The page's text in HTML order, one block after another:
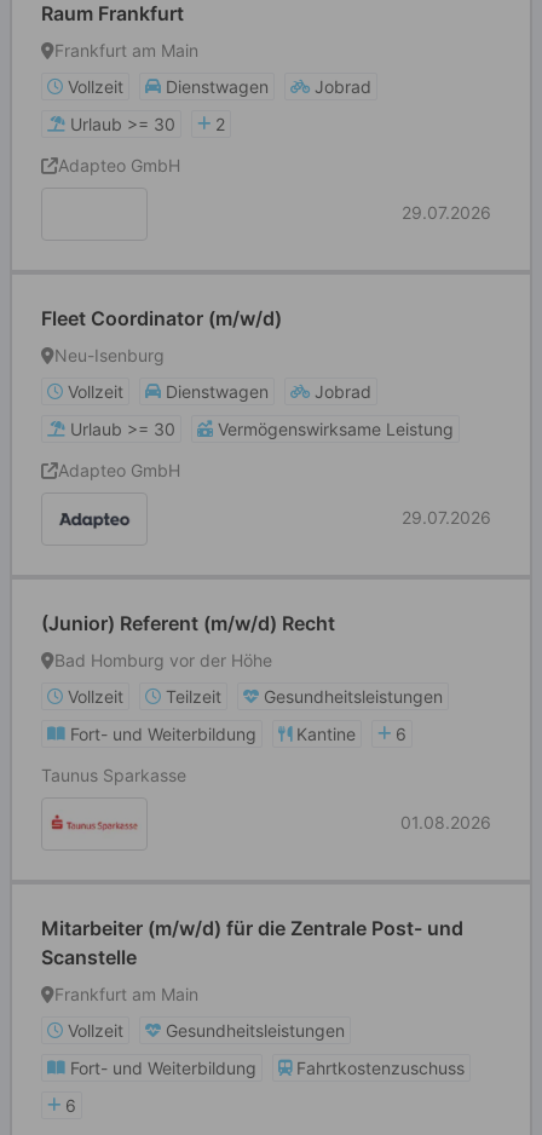
Raum Frankfurt
Frankfurt am Main
Vollzeit
Dienstwagen
Jobrad
Urlaub >= 30
2
Adapteo GmbH
29.07.2026
Fleet Coordinator (m/w/d)
Neu-Isenburg
Vollzeit
Dienstwagen
Jobrad
Urlaub >= 30
Vermögenswirksame Leistung
Adapteo GmbH
29.07.2026
(Junior) Referent (m/w/d) Recht
Bad Homburg vor der Höhe
Vollzeit
Teilzeit
Gesundheitsleistungen
Fort- und Weiterbildung
Kantine
6
Taunus Sparkasse
01.08.2026
Mitarbeiter (m/w/d) für die Zentrale Post- und
Scanstelle
Frankfurt am Main
Vollzeit
Gesundheitsleistungen
Fort- und Weiterbildung
Fahrtkostenzuschuss
6